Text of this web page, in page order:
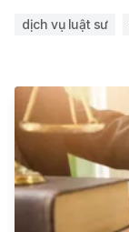
dịch vụ luật sư